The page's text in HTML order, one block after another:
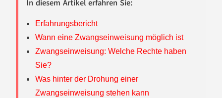
In diesem Artikel erfahren Sie:
Erfahrungsbericht
Wann eine Zwangseinweisung möglich ist
Zwangseinweisung: Welche Rechte haben
Sie?
Was hinter der Drohung einer
Zwangseinweisung stehen kann